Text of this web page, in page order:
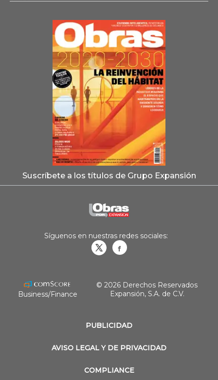
Suscríbete a los títulos de Grupo Expansión
PUBLICIDAD
AVISO LEGAL Y DE PRIVACIDAD
COMPLIANCE
Síguenos en nuestras redes sociales:
Business/Finance
© 2026 Derechos Reservados
Expansión, S.A. de C.V.